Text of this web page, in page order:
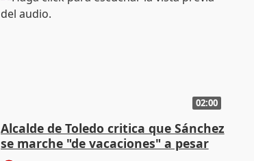
02:00
Alcalde de Toledo critica que Sánchez
se marche "de vacaciones" a pesar